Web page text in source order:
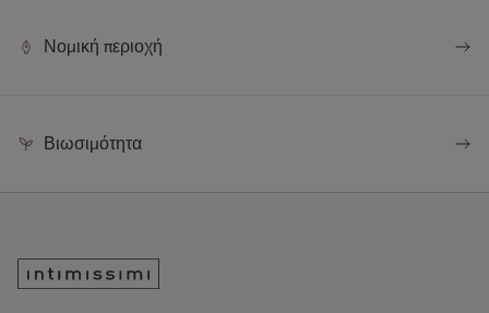
Νομική περιοχή
Βιωσιμότητα